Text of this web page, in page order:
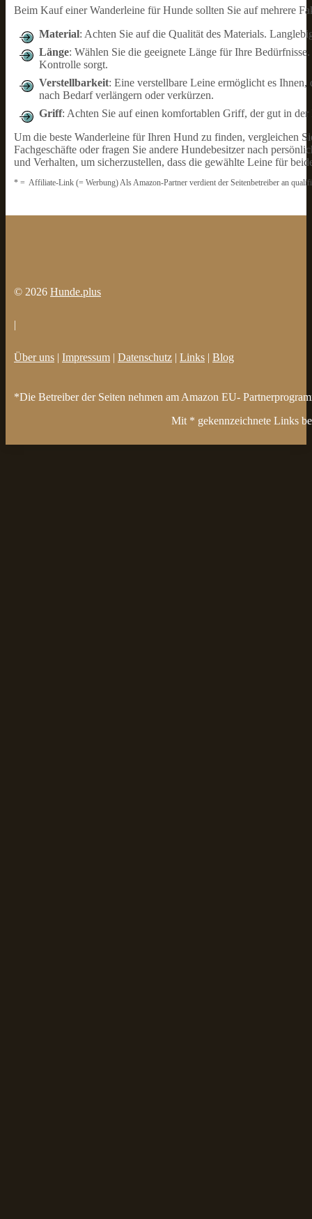
Beim Kauf einer Wanderleine für Hunde sollten Sie auf mehrere
Material: Achten Sie auf die Qualität des Materials.
Länge: Wählen Sie die geeignete Länge für Ihre
Kontrolle sorgt.
Verstellbarkeit: Eine verstellbare Leine ermöglicht es Ihnen,
nach Bedarf verlängern oder verkürzen.
Griff: Achten Sie auf einen komfortablen Griff, der gut in
Um die beste Wanderleine für Ihren Hund zu finden, vergleichen
Fachgeschäfte oder fragen Sie andere Hundebesitzer nach
und Verhalten, um sicherzustellen, dass die gewählte Leine für
* = Affiliate-Link (= Werbung) Als Amazon-Partner verdient der Seitenbetreiber an
© 2026 Hunde.plus
|
Über uns | Impressum | Datenschutz | Links | Blog
*Die Betreiber der Seiten nehmen am Amazon EU-
Mit * gekennzeichnete Links